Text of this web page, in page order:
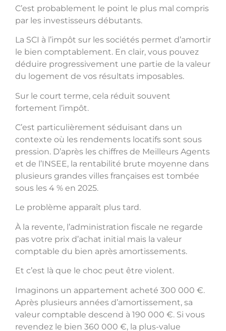
C’est probablement le point le plus mal compris
par les investisseurs débutants.
La SCI à l’impôt sur les sociétés permet d’amortir
le bien comptablement. En clair, vous pouvez
déduire progressivement une partie de la valeur
du logement de vos résultats imposables.
Sur le court terme, cela réduit souvent
fortement l’impôt.
C’est particulièrement séduisant dans un
contexte où les rendements locatifs sont sous
pression. D’après les chiffres de Meilleurs Agents
et de l’INSEE, la rentabilité brute moyenne dans
plusieurs grandes villes françaises est tombée
sous les 4 % en 2025.
Le problème apparaît plus tard.
À la revente, l’administration fiscale ne regarde
pas votre prix d’achat initial mais la valeur
comptable du bien après amortissements.
Et c’est là que le choc peut être violent.
Imaginons un appartement acheté 300 000 €.
Après plusieurs années d’amortissement, sa
valeur comptable descend à 190 000 €. Si vous
revendez le bien 360 000 €, la plus-value